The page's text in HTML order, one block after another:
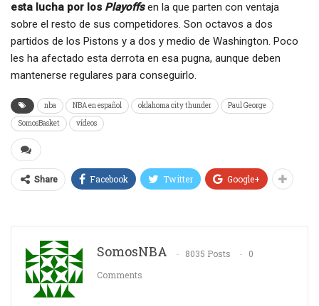
esta lucha por los Playoffsen la que parten con ventaja
sobre el resto de sus competidores. Son octavos a dos
partidos de los Pistons y a dos y medio de Washington. Poco
les ha afectado esta derrota en esa pugna, aunque deben
mantenerse regulares para conseguirlo.
nba NBA en español oklahoma city thunder
Paul George
SomosBasket
vídeos
Share Facebook Twitter Google+
SomosNBA 8035 Posts
0
Comments